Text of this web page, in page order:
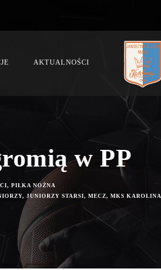
AKTUALNOŚCI
w PP
, PIŁKA NOŻNA
, JUNIORZY STARSI, MECZ, MKS KAROLINA